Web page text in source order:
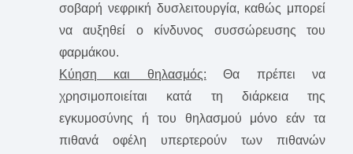
σοβαρή νεφρική δυσλειτουργία, καθώς μπορεί
να αυξηθεί ο κίνδυνος συσσώρευσης του
φαρμάκου.
Κύηση και θηλασμός: Θα πρέπει να
χρησιμοποιείται κατά τη διάρκεια της
εγκυμοσύνης ή του θηλασμού μόνο εάν τα
πιθανά οφέλη υπερτερούν των πιθανών